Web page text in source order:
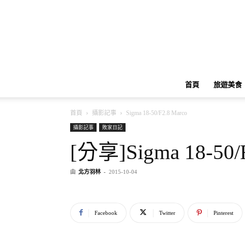
首頁 旅遊美食
首頁 攝影記事
Sigma 18-50/F2.8 Marco
攝影記事
敗家日記
[分享]Sigma 18-50/
由 北方羽林 - 2015-10-04
Facebook Twitter Pinterest